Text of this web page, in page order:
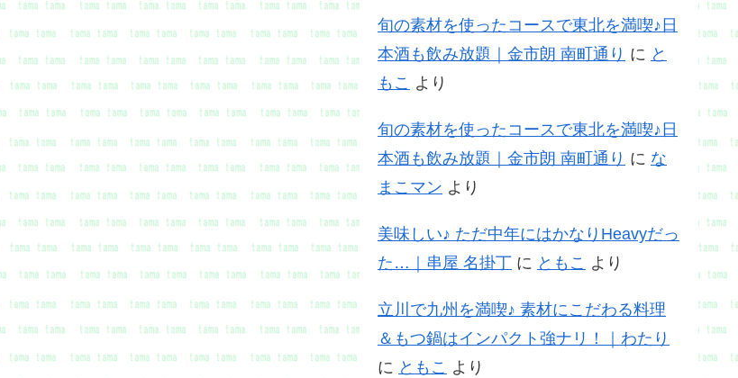
旬の素材を使ったコースで東北を満喫♪日
本酒も飲み放題｜金市朗 南町通り に と
もこ より
旬の素材を使ったコースで東北を満喫♪日
本酒も飲み放題｜金市朗 南町通り に な
まこマン より
美味しい♪ ただ中年にはかなりHeavyだっ
た…｜串屋 名掛丁 に ともこ より
立川で九州を満喫♪ 素材にこだわる料理
＆もつ鍋はインパクト強ナリ！｜わたり
に ともこ より